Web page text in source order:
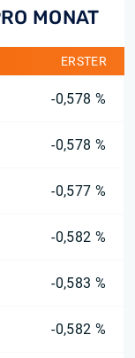
MONAT
ERSTER
-0,578 %
-0,578 %
-0,577 %
-0,582 %
-0,583 %
-0,582 %